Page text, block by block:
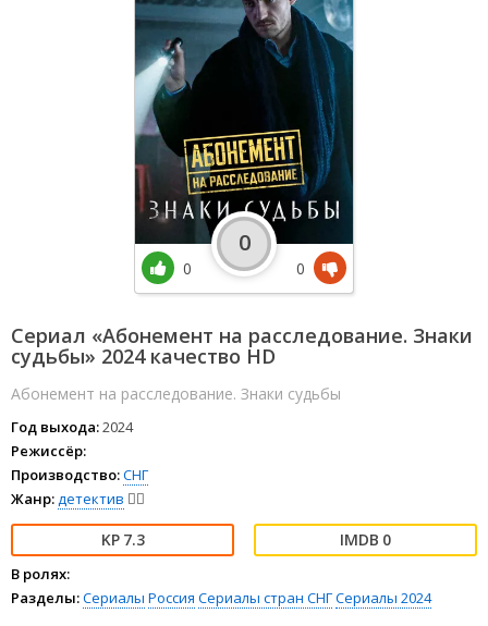
Сериал «Абонемент на расследование. Знаки
судьбы» 2024 качество HD
Абонемент на расследование. Знаки судьбы
Год выхода:2024
Режиссёр:
Производство:СНГ
Жанр:детектив 🕵️‍♂️
7.3 0
В ролях:
Разделы:Сериалы Россия Сериалы стран СНГСериалы 2024
0
0
0